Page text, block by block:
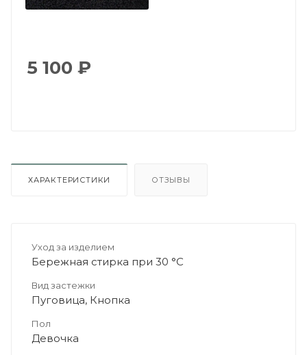
5 100 ₽
ХАРАКТЕРИСТИКИ ОТЗЫВЫ
Уход за изделием
Бережная стирка при 30 °C
Вид застежки
Пуговица, Кнопка
Пол
Девочка